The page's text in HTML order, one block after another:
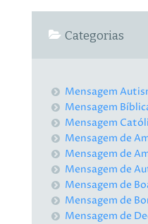
Categorias
Mensagem
Mensagem
Mensagem
Mensagem de
Mensagem de
Mensagem de
Mensagem de
Mensagem de
Mensagem de